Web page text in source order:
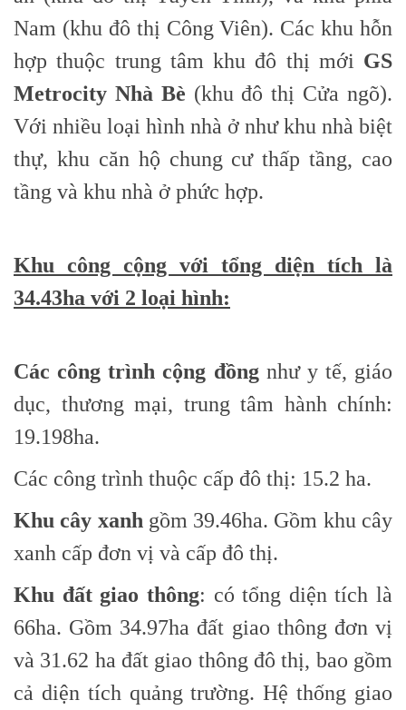
Nam (khu đô thị Công Viên). Các khu hỗn
hợp thuộc trung tâm khu đô thị mới GS
Metrocity Nhà Bè (khu đô thị Cửa ngõ).
Với nhiều loại hình nhà ở như khu nhà biệt
thự, khu căn hộ chung cư thấp tầng, cao
tầng và khu nhà ở phức hợp.
Khu công cộng với tổng diện tích là
34.43ha với 2 loại hình:
Các công trình cộng đồngnhư y tế, giáo
dục, thương mại, trung tâm hành chính:
19.198ha.
Các công trình thuộc cấp đô thị: 15.2 ha.
Khu cây xanh gồm 39.46ha. Gồm khu cây
xanh cấp đơn vị và cấp đô thị.
Khu đất giao thông: có tổng diện tích là
66ha. Gồm 34.97ha đất giao thông đơn vị
và 31.62 ha đất giao thông đô thị, bao gồm
cả diện tích quảng trường. Hệ thống giao